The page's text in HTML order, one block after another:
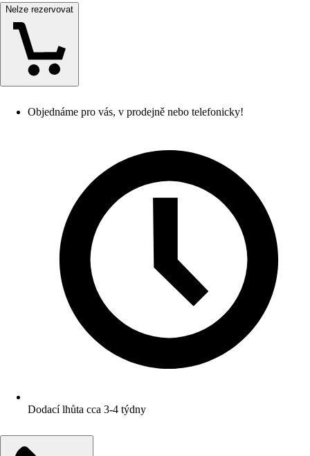
Nelze rezervovat
Objednáme pro vás, v prodejně nebo telefonicky!
Dodací lhůta cca 3-4 týdny